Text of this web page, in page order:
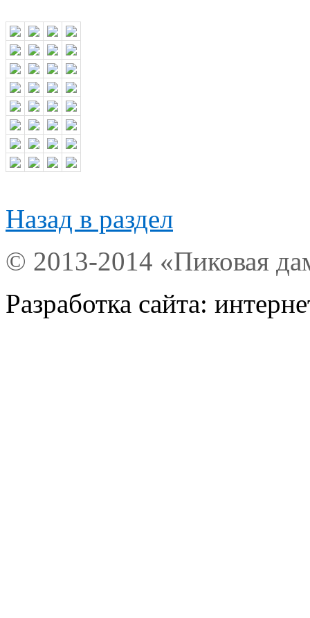
Назад в раздел
© 2013-2014 «Пиковая
Разработка сайта: